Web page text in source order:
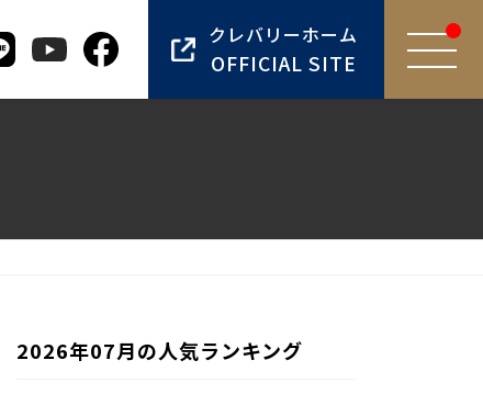
クレバリーホーム
OFFICIAL SITE
2026年07月の人気ランキング